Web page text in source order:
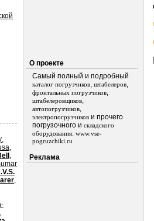
,
,
,
,
,
О проекте
Самый полный и подробный
каталог погрузчиков, штабелеров,
фронтальных погрузчиков,
штабелеровщиков,
автопогрузчиков,
электропогрузчиков и прочего
погрузочного и складского
оборудования. www.vse-
pogruzchiki.ru
Реклама